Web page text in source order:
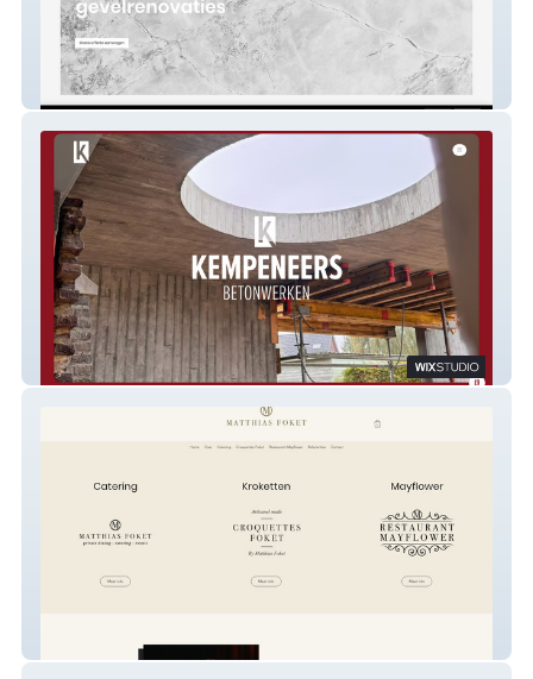
Paelinck BV
Kempeneers Beton
Matthias Foket